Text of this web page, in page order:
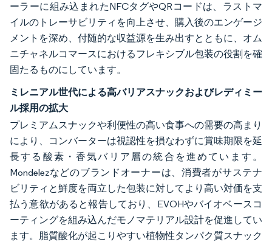
ーラーに組み込まれたNFCタグやQRコードは、ラストマ
イルのトレーサビリティを向上させ、購入後のエンゲージ
メントを深め、付随的な収益源を生み出すとともに、オム
ニチャネルコマースにおけるフレキシブル包装の役割を確
固たるものにしています。
ミレニアル世代による高バリアスナックおよびレディミー
ル採用の拡大
プレミアムスナックや利便性の高い食事への需要の高まり
により、コンバーターは視認性を損なわずに賞味期限を延
長する酸素・香気バリア層の統合を進めています。
Mondelezなどのブランドオーナーは、消費者がサステナ
ビリティと鮮度を両立した包装に対してより高い対価を支
払う意欲があると報告しており、EVOHやバイオベースコ
ーティングを組み込んだモノマテリアル設計を促進してい
ます。脂質酸化が起こりやすい植物性タンパク質スナック